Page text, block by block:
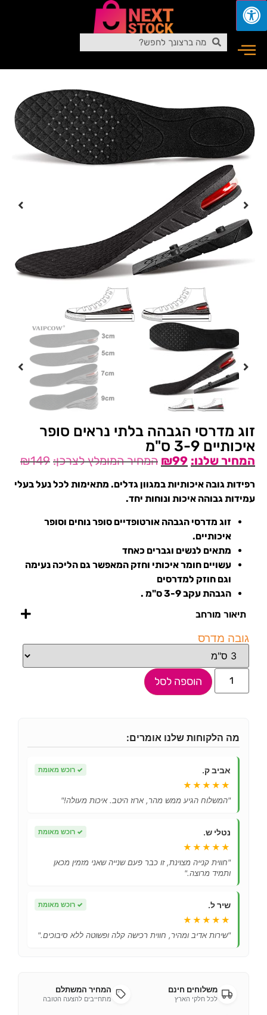
זוג מדרסי הגבהה בלתי נראים סופר
איכותיים 3-9 ס"מ
₪149 ₪99
רפידות גובה איכותיות במגוון גדלים. מתאימות לכל נעל בעלי
עמידות גבוהה איכות ונוחות יחד.
זוג מדרסי הגבהה אורטופדיים סופר נוחים וסופר
איכותיים.
מתאים לנשים וגברים כאחד
עשויים חומר איכותי וחזק המאפשר גם הליכה נעימה
וגם חוזק למדרסים
הגבהת עקב 3-9 ס"מ .
תיאור מורחב
גובה מדרס
הוספה לסל
מה הלקוחות שלנו אומרים:
אביב ק. ✓ רוכש מאומת
★★★★★
"המשלוח הגיע ממש מהר, ארוז היטב. איכות מעולה!"
נטלי ש. ✓ רוכש מאומת
★★★★★
"חווית קנייה מצוינת, זו כבר פעם שנייה שאני מזמין מכאן
ותמיד מרוצה."
שיר ל. ✓ רוכש מאומת
★★★★★
"שירות אדיב ומהיר, חווית רכישה קלה ופשוטה ללא סיבוכים."
משלוחים חינם
לכל חלקי הארץ
המחיר המשתלם
מתחייבים להצעה הטובה